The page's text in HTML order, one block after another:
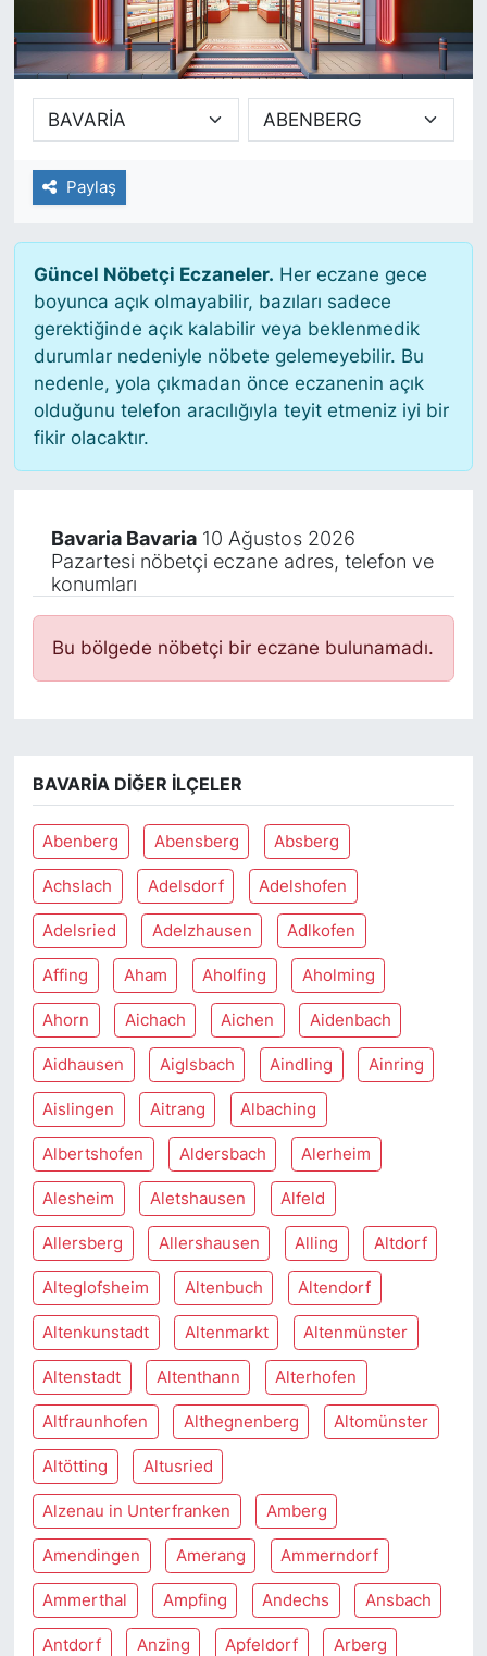
Paylaş
Güncel Nöbetçi Eczaneler. Her eczane gece
boyunca açık olmayabilir, bazıları sadece
gerektiğinde açık kalabilir veya beklenmedik
durumlar nedeniyle nöbete gelemeyebilir. Bu
nedenle, yola çıkmadan önce eczanenin açık
olduğunu telefon aracılığıyla teyit etmeniz iyi bir
fikir olacaktır.
Bavaria Bavaria10 Ağustos 2026
Pazartesi nöbetçi eczane adres, telefon ve
konumları
Bu bölgede nöbetçi bir eczane bulunamadı.
BAVARIA DIĞER İLÇELER
Abenberg Abensberg Absberg
Achslach Adelsdorf Adelshofen
Adelsried Adelzhausen Adlkofen
Affing Aham Aholfing Aholming
Ahorn Aichach Aichen Aidenbach
Aidhausen Aiglsbach Aindling Ainring
Aislingen Aitrang Albaching
Albertshofen Aldersbach Alerheim
Alesheim Aletshausen Alfeld
Allersberg Allershausen Alling Altdorf
Alteglofsheim Altenbuch Altendorf
Altenkunstadt Altenmarkt Altenmünster
Altenstadt Altenthann Alterhofen
Altfraunhofen Althegnenberg Altomünster
Altötting Altusried
Alzenau in Unterfranken Amberg
Amendingen Amerang Ammerndorf
Ammerthal Ampfing Andechs Ansbach
Antdorf Anzing Apfeldorf Arberg
SİYASET
SAĞLIK